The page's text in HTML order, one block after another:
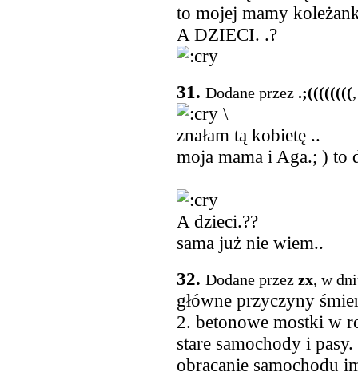
to mojej mamy
A DZIECI. .?
31. Dodane przez .;((((((((
\
znałam tą kobietę ..
moja mama i Aga.; ) to
A dzieci.??
sama już nie wiem..
32. Dodane przez zx, w
główne przyczyny
2. betonowe mostki w
stare samochody i
obracanie samochodu